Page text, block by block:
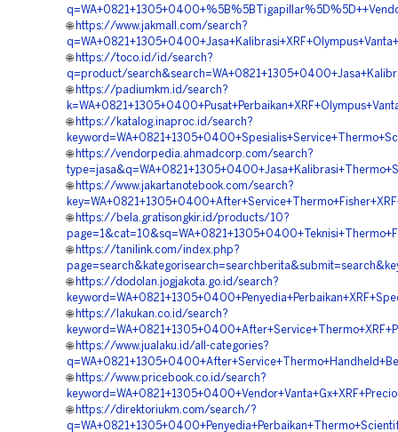
🌐 https://www.jakmall.com/search?
🌐 https://toco.id/id/search?
q=product/
🌐 https://padiumkm.id/search?
🌐 https://katalog.inaproc.id/search?
🌐 https://vendorpedia.ahmadcorp.com/search?
🌐 https://www.jakartanotebook.com/search?
🌐 https://bela.gratisongkir.id/products/10?
🌐 https://tanilink.com/index.php?
🌐 https://dodolan.jogjakota.go.id/search?
🌐 https://lakukan.co.id/search?
🌐 https://www.jualaku.id/all-categories?
🌐 https://www.pricebook.co.id/search?
🌐 https://direktoriukm.com/search/?